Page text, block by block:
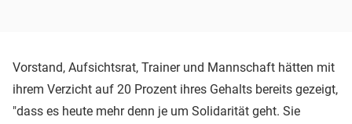
Vorstand, Aufsichtsrat, Trainer und Mannschaft hätten mit
ihrem Verzicht auf 20 Prozent ihres Gehalts bereits gezeigt,
"dass es heute mehr denn je um Solidarität geht. Sie